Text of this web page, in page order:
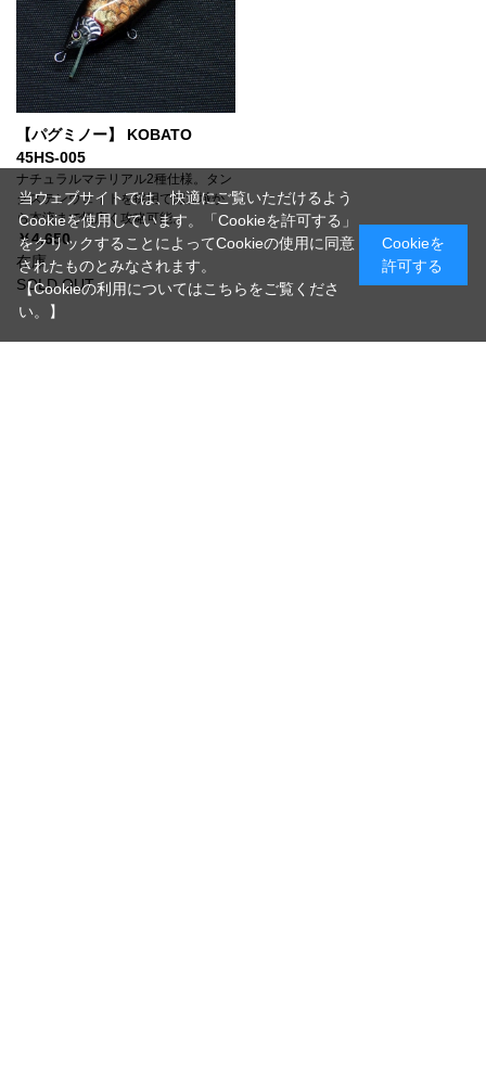
【パグミノー】 KOBATO
45HS-005
ナチュラルマテリアル2種仕様。タン
グステンウェイトを採用で源流域か
ら本流まで幅広く攻略可能。
￥4,650
在庫
SOLD OUT
当ウェブサイトでは、快適にご覧いただけるよう
Cookieを使用しています。「Cookieを許可する」
をクリックすることによってCookieの使用に同意
されたものとみなされます。
【Cookieの利用についてはこちらをご覧くださ
い。】
Cookieを
許可する